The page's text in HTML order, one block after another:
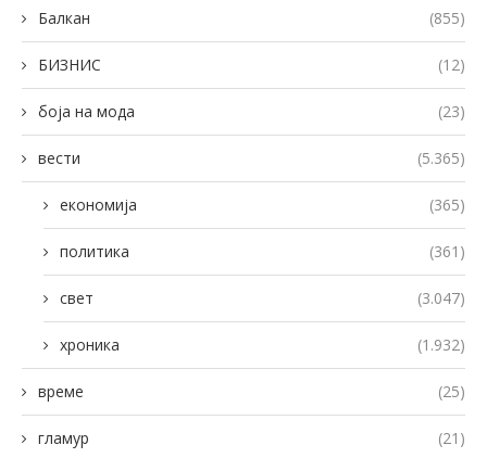
Балкан (855)
БИЗНИС (12)
боја на мода (23)
вести (5.365)
економија (365)
политика (361)
свет (3.047)
хроника (1.932)
време (25)
гламур (21)